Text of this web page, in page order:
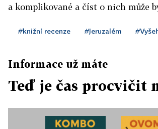
a komplikované a číst o nich může
#knižní recenze #Jeruzalém
Informace už máte
Teď je čas procvičit